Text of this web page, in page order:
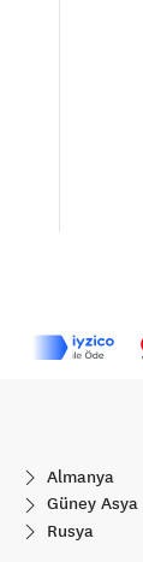
Almanya
Güney Asya
Rusya